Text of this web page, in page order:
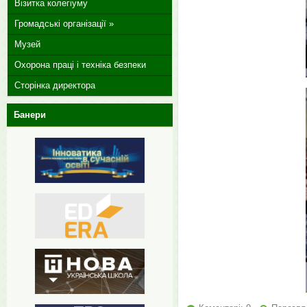
Візитка колегіуму
Громадські організації »
Музей
Охорона праці і техніка безпеки
Сторінка директора
Банери